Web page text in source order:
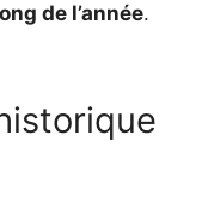
de l’année.